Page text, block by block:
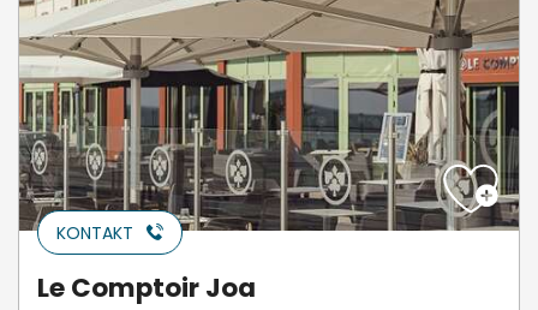
KONTAKT
Le Comptoir Joa